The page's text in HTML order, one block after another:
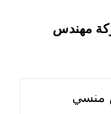
ماركة مهندس